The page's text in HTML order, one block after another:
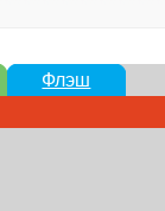
Флэш